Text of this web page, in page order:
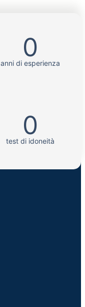
0
anni di esperienza
0
test di idoneità